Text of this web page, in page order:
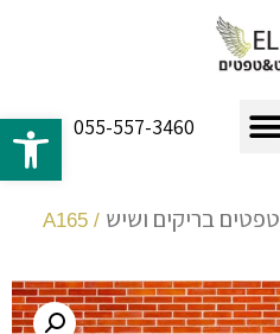
055-557-3460
טפטים בריקים ושיש / A165